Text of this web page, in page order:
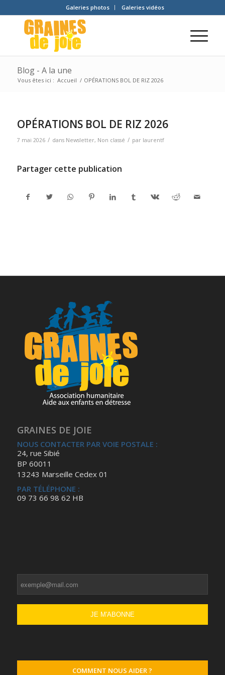
Galeries photos Galeries vidéos
Blog - A la une
Vous êtes ici : Accueil / OPÉRATIONS BOL DE RIZ 2026
OPÉRATIONS BOL DE RIZ 2026
7 mai 2026 / dans Newsletter, Non classé / par laurentf
Partager cette publication
GRAINES DE JOIE
NOUS CONTACTER PAR VOIE POSTALE :
24, rue Sibié
BP 60011
13243 Marseille Cedex 01
PAR TÉLÉPHONE :
09 73 66 98 62 HB
COMMENT NOUS AIDER ?